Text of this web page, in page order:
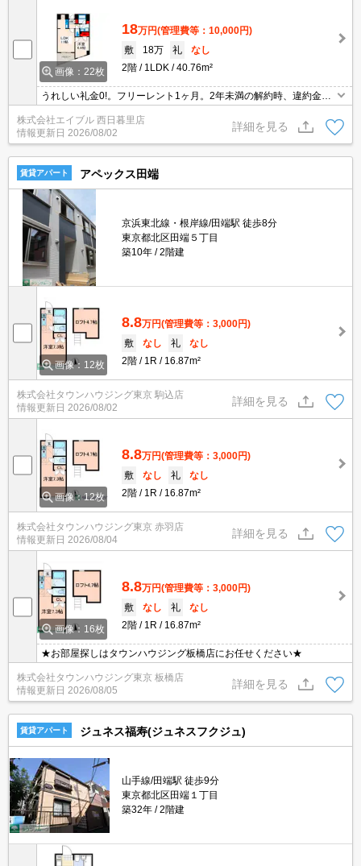
画像：22枚
18万円(管理費等：10,000円)
敷
18万 礼
なし
2階
1LDK 40.76m²
うれしい礼金0!。フリーレント1ヶ月。2年未満の解約時、違約金1
ヶ月分発生。人気のオートロック付マンション。追い焚き機能付き
バス。ペット応相談。駐輪場有。人気のファミリー向け物件。
株式会社エイブル 西日暮里店
情報更新日 2026/08/02
詳細を見る
賃貸アパート アペックス田端
京浜東北線・根岸線/田端駅 徒歩8分
東京都北区田端５丁目
築10年
2階建
画像：12枚
8.8万円(管理費等：3,000円)
敷
なし 礼
なし
2階
1R 16.87m²
株式会社タウンハウジング東京 駒込店
情報更新日 2026/08/02
詳細を見る
画像：12枚
8.8万円(管理費等：3,000円)
敷
なし 礼
なし
2階
1R 16.87m²
株式会社タウンハウジング東京 赤羽店
情報更新日 2026/08/04
詳細を見る
画像：16枚
8.8万円(管理費等：3,000円)
敷
なし 礼
なし
2階
1R 16.87m²
★お部屋探しはタウンハウジング板橋店にお任せください★
株式会社タウンハウジング東京 板橋店
情報更新日 2026/08/05
詳細を見る
賃貸アパート ジュネス福寿(ジュネスフクジュ)
山手線/田端駅 徒歩9分
東京都北区田端１丁目
築32年
2階建